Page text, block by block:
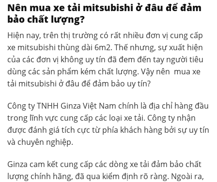
Nên mua xe tải mitsubishi ở đâu để đảm
bảo chất lượng?
Hiện nay, trên thị trường có rất nhiều đơn vị cung cấp
xe mitsubishi thùng dài 6m2. Thế nhưng, sự xuất hiện
của các đơn vị không uy tín đã đem đến tay người tiêu
dùng các sản phẩm kém chất lượng. Vậy nên mua xe
tải mitsubishi ở đâu để đảm bảo uy tín?
Công ty TNHH Ginza Việt Nam chính là địa chỉ hàng đầu
trong lĩnh vực cung cấp các loại xe tải. Công ty nhận
được đánh giá tích cực từ phía khách hàng bởi sự uy tín
và chuyên nghiệp.
Ginza cam kết cung cấp các dòng xe tải đảm bảo chất
lượng chính hãng, đã qua kiểm định rõ ràng. Ngoài ra,